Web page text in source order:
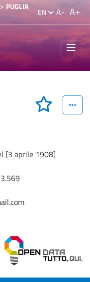
> PUGLIA
EN A- A+
[3 aprile 1908]